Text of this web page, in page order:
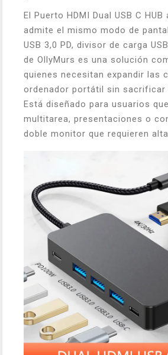
El Puerto HDMI Dual USB C HUB
admite el mismo modo de
USB 3,0 PD, divisor de carga
de OllyMurs es una solución
quienes necesitan expandir las
ordenador portátil sin sacrificar
Está diseñado para usuarios
multitarea, presentaciones o
doble monitor que requieren